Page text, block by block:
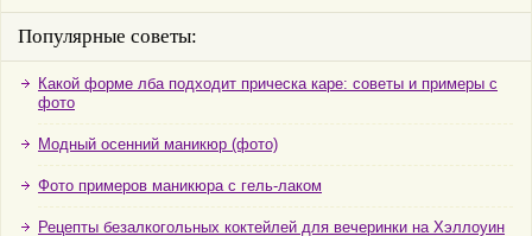
Популярные советы:
Какой форме лба подходит прическа каре: советы и примеры с
фото
Модный осенний маникюр (фото)
Фото примеров маникюра с гель-лаком
Рецепты безалкогольных коктейлей для вечеринки на Хэллоуин